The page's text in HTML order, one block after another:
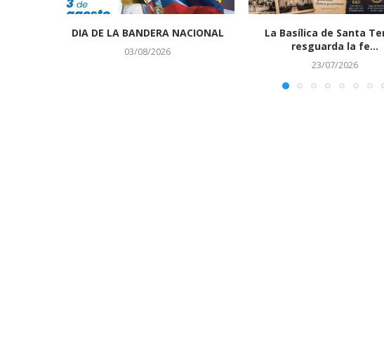
DIA DE LA BANDERA NACIONAL
03/08/2026
La Basílica de Santa
resguarda la fe...
23/07/2026